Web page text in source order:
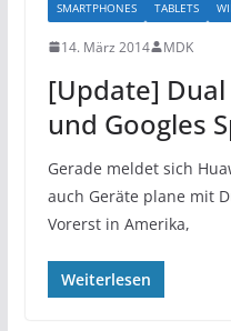
SMARTPHONES
TABLETS
14. März 2014 MDK
[Update] Dual
und Googles
Gerade meldet sich
auch Geräte plane mit
Vorerst in Amerika,
Weiterlesen